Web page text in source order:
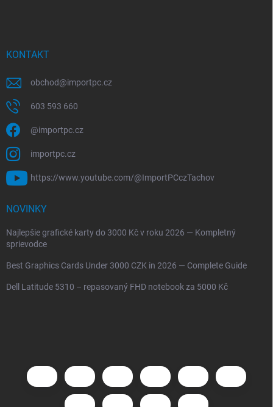
KONTAKT
obchod@importpc.cz
603 593 660
@importpc.cz
importpc.cz
https://www.youtube.com/@ImportPCczTachov
NOVINKY
Najlepšie grafické karty do 3000 Kč v roku 2026 — Kompletný
sprievodce
Best Graphics Cards Under 3000 CZK in 2026 — Complete Guide
Dell Latitude 5310 – repasovaný FHD notebook za 5000 Kč